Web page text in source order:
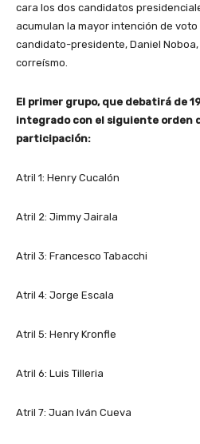
cara los dos candidatos
acumulan la mayor intención de
candidato-presidente, Daniel Noboa,
correísmo.
El primer grupo, que debatirá de
integrado con el siguiente orden
participación:
Atril 1: Henry Cucalón
Atril 2: Jimmy Jairala
Atril 3: Francesco Tabacchi
Atril 4: Jorge Escala
Atril 5: Henry Kronfle
Atril 6: Luis Tilleria
Atril 7: Juan Iván Cueva